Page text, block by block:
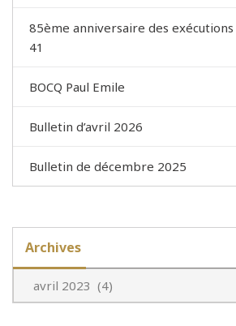
85ème anniversaire des
41
BOCQ Paul Emile
Bulletin d’avril 2026
Bulletin de décembre 2025
Archives